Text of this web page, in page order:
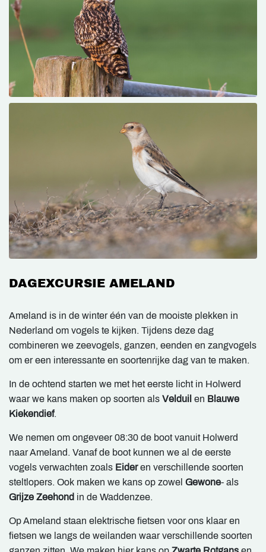
DAGEXCURSIE AMELAND
Ameland is in de winter één van de mooiste plekken in
Nederland om vogels te kijken. Tijdens deze dag
combineren we zeevogels, ganzen, eenden en zangvogels
om er een interessante en soortenrijke dag van te maken.
In de ochtend starten we met het eerste licht in Holwerd
waar we kans maken op soorten als Velduil en Blauwe
Kiekendief.
We nemen om ongeveer 08:30 de boot vanuit Holwerd
naar Ameland. Vanaf de boot kunnen we al de eerste
vogels verwachten zoals Eideren verschillende soorten
steltlopers. Ook maken we kans op zowel Gewone- als
Grijze Zeehond in de Waddenzee.
Op Ameland staan elektrische fietsen voor ons klaar en
fietsen we langs de weilanden waar verschillende soorten